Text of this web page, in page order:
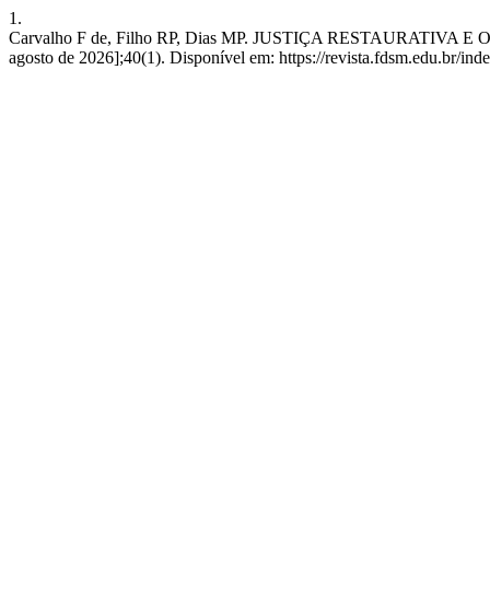
1.
Carvalho F de, Filho RP, Dias MP. JUSTIÇA RESTAURATIVA E
agosto de 2026];40(1). Disponível em: https://revista.fdsm.edu.br/